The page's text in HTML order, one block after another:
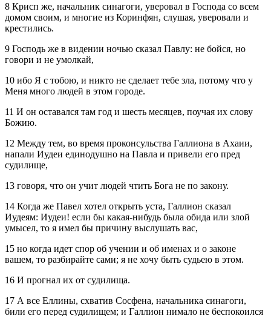
8 Крисп же, начальник синагоги, уверовал в Господа со всем
домом своим, и многие из Коринфян, слушая, уверовали и
крестились.
9 Господь же в видении ночью сказал Павлу: не бойся, но
говори и не умолкай,
10 ибо Я с тобою, и никто не сделает тебе зла, потому что у
Меня много людей в этом городе.
11 И он оставался там год и шесть месяцев, поучая их слову
Божию.
12 Между тем, во время проконсульства Галлиона в Ахаии,
напали Иудеи единодушно на Павла и привели его пред
судилище,
13 говоря, что он учит людей чтить Бога не по закону.
14 Когда же Павел хотел открыть уста, Галлион сказал
Иудеям: Иудеи! если бы какая-нибудь была обида или злой
умысел, то я имел бы причину выслушать вас,
15 но когда идет спор об учении и об именах и о законе
вашем, то разбирайте сами; я не хочу быть судьею в этом.
16 И прогнал их от судилища.
17 А все Еллины, схватив Сосфена, начальника синагоги,
били его перед судилищем; и Галлион нимало не беспокоился